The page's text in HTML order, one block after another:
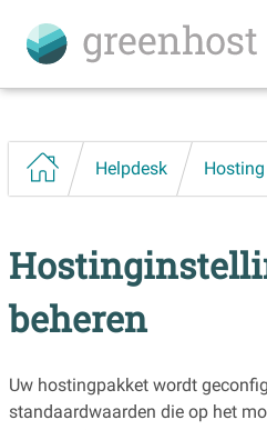
Helpdesk Hosting
beheren
Uw hostingpakket wordt
standaardwaarden die op het